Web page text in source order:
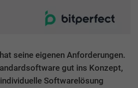
seine eigenen Anforderungen.
gut ins Konzept,
Softwarelösung